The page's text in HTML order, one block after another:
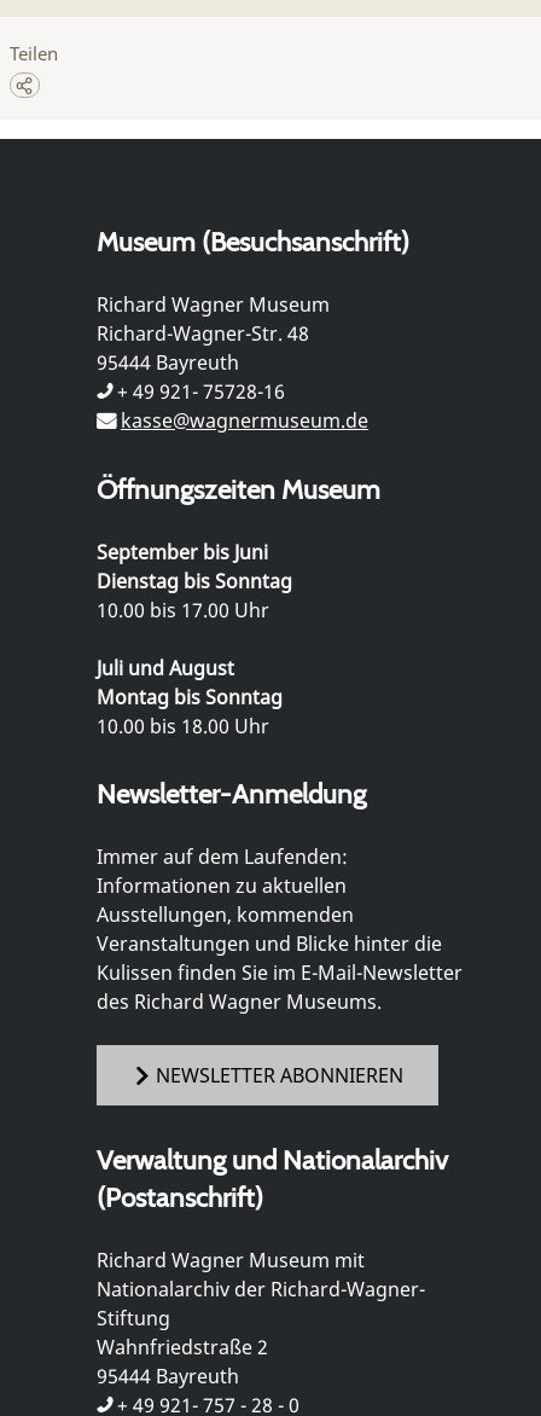
Teilen
Museum (Besuchsanschrift)
Richard Wagner Museum
Richard-Wagner-Str. 48
95444 Bayreuth
+ 49 921- 75728-16
kasse@wagnermuseum.de
Öffnungszeiten Museum
September bis Juni
Dienstag bis Sonntag
10.00 bis 17.00 Uhr
Juli und August
Montag bis Sonntag
10.00 bis 18.00 Uhr
Newsletter-Anmeldung
Immer auf dem Laufenden:
Informationen zu aktuellen
Ausstellungen, kommenden
Veranstaltungen und Blicke hinter die
Kulissen finden Sie im E-Mail-Newsletter
des Richard Wagner Museums.
NEWSLETTER ABONNIEREN
Verwaltung und Nationalarchiv
(Postanschrift)
Richard Wagner Museum mit
Nationalarchiv der Richard-Wagner-
Stiftung
Wahnfriedstraße 2
95444 Bayreuth
+ 49 921- 757 - 28 - 0